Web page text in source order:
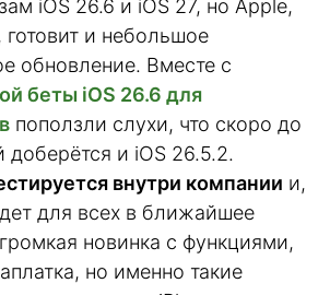
iOS 26.6 и iOS 27, но Apple,
готовит и небольшое
обновление. Вместе с
беты iOS 26.6 для
поползли слухи, что скоро до
доберётся и iOS 26.5.2.
внутри компании и,
для всех в ближайшее
новинка с функциями,
но именно такие